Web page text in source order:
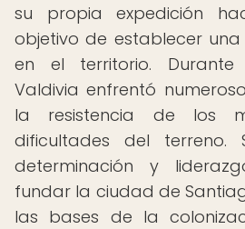
su propia expedición
objetivo de establecer
en el territorio. Durante
Valdivia enfrentó
la resistencia de los
dificultades del terreno.
determinación y
fundar la ciudad de
las bases de la